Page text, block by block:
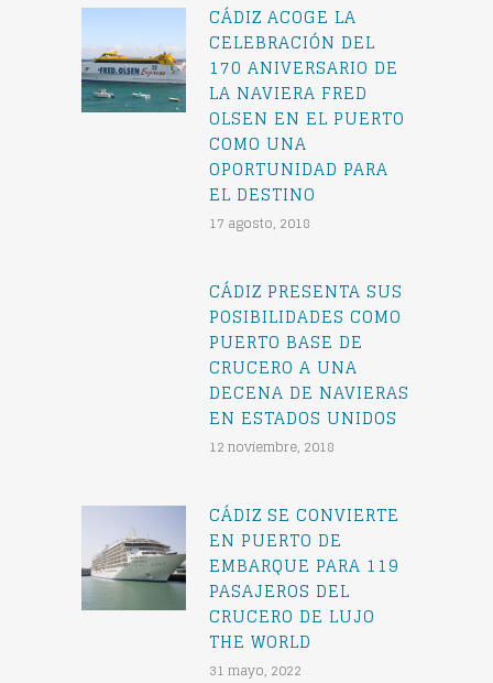
CÁDIZ ACOGE LA
CELEBRACIÓN DEL
170 ANIVERSARIO DE
LA NAVIERA FRED
OLSEN EN EL PUERTO
COMO UNA
OPORTUNIDAD PARA
EL DESTINO
17 agosto, 2018
CÁDIZ PRESENTA SUS
POSIBILIDADES COMO
PUERTO BASE DE
CRUCERO A UNA
DECENA DE NAVIERAS
EN ESTADOS UNIDOS
12 noviembre, 2018
CÁDIZ SE CONVIERTE
EN PUERTO DE
EMBARQUE PARA 119
PASAJEROS DEL
CRUCERO DE LUJO
THE WORLD
31 mayo, 2022